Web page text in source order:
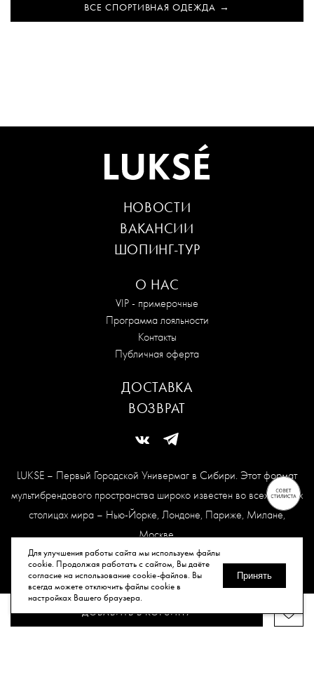
Для улучшения работы сайта мы используем файлы
cookie. Продолжая работать с сайтом, Вы даёте
согласие на использование cookie-файлов. Вы
всегда можете отключить файлы cookie в
настройках Вашего браузера.
Принять
ДОБАВИТЬ В КОРЗИНУ
ВСЕ СПОРТИВНАЯ ОДЕЖДА
LUKSE – Первый Городской Универмаг в Сибири. Этот формат
мультибрендового пространства широко известен во всех модных
столицах мира – Нью-Йорке, Лондоне, Париже, Милане,
Москве.
Карта сайта
© Все права защищены, 2026.
О НАС
VIP - примерочные
Программа лояльности
Контакты
Публичная оферта
НОВОСТИ
ВАКАНСИИ
ШОПИНГ-ТУР
ДОСТАВКА
ВОЗВРАТ